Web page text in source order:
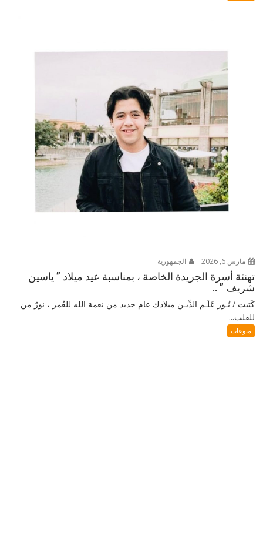
مارس 6, 2026 الجمهورية
تهنئة أسرة الجريدة الخاصة ، بمناسبة عيد ميلاد ” ياسين
شريف ” ..
كَتبت / نُـور عَلَـم الدِّيـن ميلادك عام جديد من نعمة الله للعُمر ، نورٌ من
للقلب...
منوعات